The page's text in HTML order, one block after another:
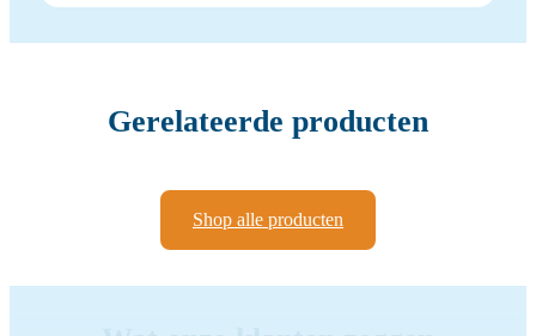
Gerelateerde producten
Shop alle producten